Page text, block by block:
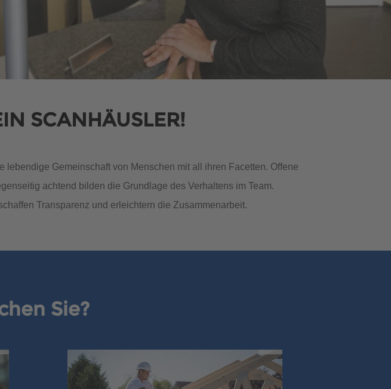
MUSTERHAUS FINDEN
MUSTERHAUS FINDEN
SCANHÄUSLER!
Gemeinschaft von Menschen mit all ihren Facetten. Offene
achtend bilden die Grundlage des Verhaltens im Team.
Transparenz und erleichtern die Zusammenarbeit.
Sie?